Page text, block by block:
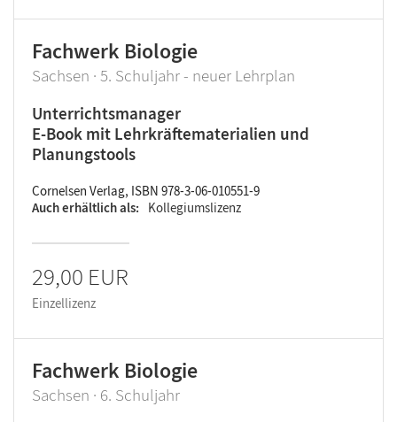
Fachwerk Biologie
Sachsen · 5. Schuljahr - neuer Lehrplan
Unterrichtsmanager
E-Book mit Lehrkräftematerialien und
Planungstools
Cornelsen Verlag, ISBN 978-3-06-010551-9
Auch erhältlich als
Kollegiumslizenz
29,00 EUR
Einzellizenz
Fachwerk Biologie
Sachsen · 6. Schuljahr